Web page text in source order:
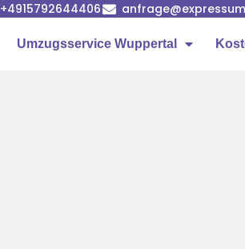
+4915792644406
Umzugsservice Wuppertal